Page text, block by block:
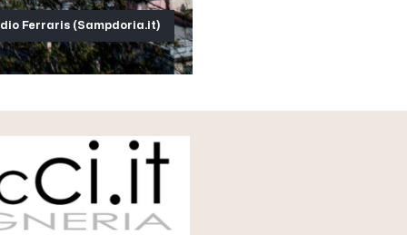
Ferraris (Sampdoria.it)